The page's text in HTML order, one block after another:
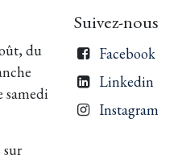
du
samedi
sur
Suivez-nous
Facebook
Linkedin
Instagram